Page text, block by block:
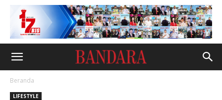
Beranda
LIFESTYLE